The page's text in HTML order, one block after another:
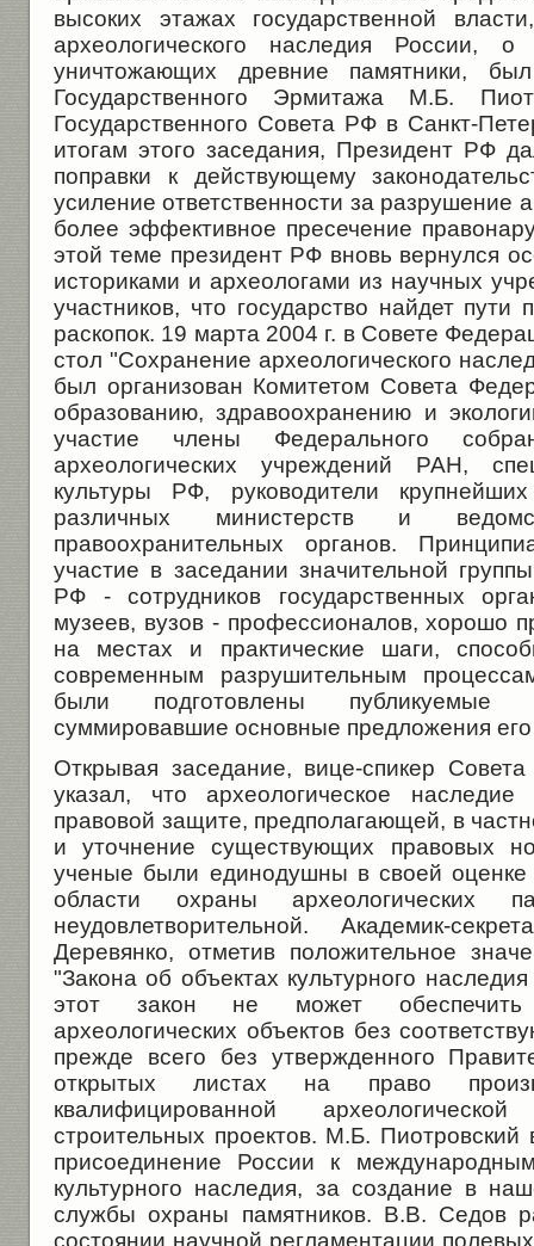
высоких этажах государственной
археологического наследия России, о
уничтожающих древние памятники,
Государственного Эрмитажа М.Б.
Государственного Совета РФ в Санкт-
итогам этого заседания, Президент РФ
поправки к действующему
усиление ответственности за разрушение
более эффективное пресечение
этой теме президент РФ вновь вернулся
историками и археологами из научных
участников, что государство найдет пути
раскопок. 19 марта 2004 г. в Совете
стол "Сохранение археологического
был организован Комитетом Совета
образованию, здравоохранению и
участие члены Федерального
археологических учреждений РАН,
культуры РФ, руководители
различных министерств и
правоохранительных органов.
участие в заседании значительной
РФ - сотрудников государственных
музеев, вузов - профессионалов, хорошо
на местах и практические шаги,
современным разрушительным
были подготовлены публикуемые
суммировавшие основные предложения его
Открывая заседание, вице-спикер
указал, что археологическое
правовой защите, предполагающей, в
и уточнение существующих правовых
ученые были единодушны в своей оценке
области охраны археологических
неудовлетворительной. Академик-
Деревянко, отметив положительное
"Закона об объектах культурного
этот закон не может обеспечить
археологических объектов без
прежде всего без утвержденного
открытых листах на право
квалифицированной
строительных проектов. М.Б. Пиотровский
присоединение России к
культурного наследия, за создание в
службы охраны памятников. В.В. Седов
состоянии научной регламентации